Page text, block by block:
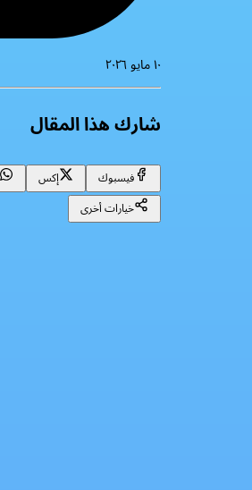
١٠ مايو ٢٠٢٦
شارك هذا المقال
فيسبوك إكس
خيارات أخرى